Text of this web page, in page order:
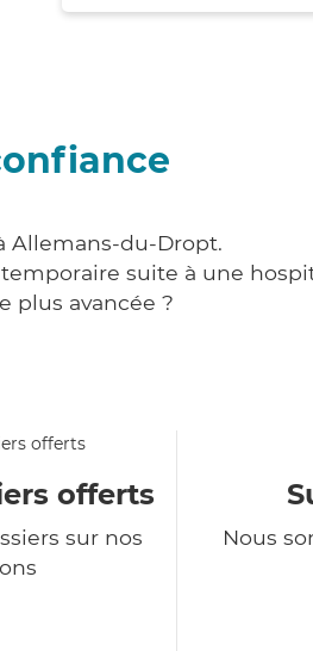
Allemans-du-Dropt.
suite à une
plus avancée ?
offerts
sur nos
Nous